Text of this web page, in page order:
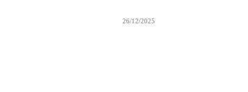
26/12/2025